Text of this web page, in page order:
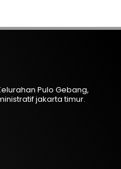
Pulo Gebang,
jakarta timur.